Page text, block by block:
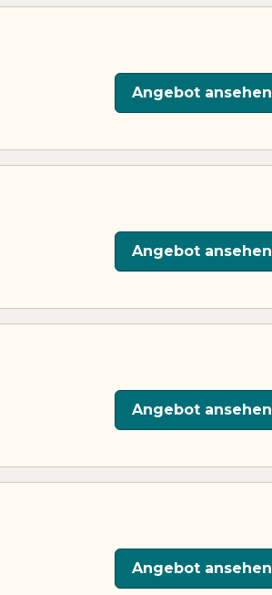
Angebot ansehen
Angebot ansehen
Angebot ansehen
Angebot ansehen